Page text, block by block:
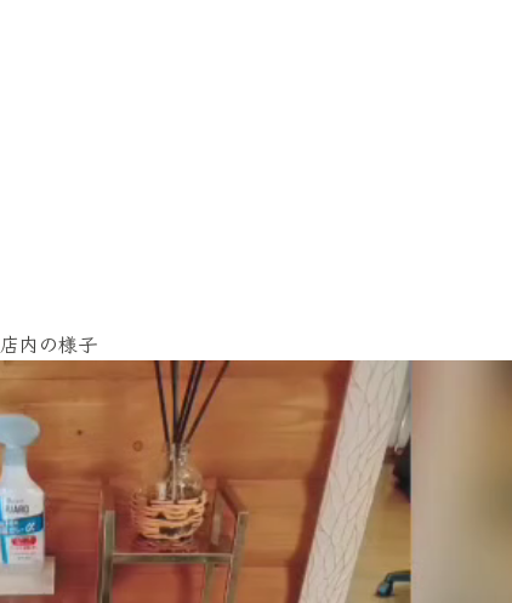
店内の様子